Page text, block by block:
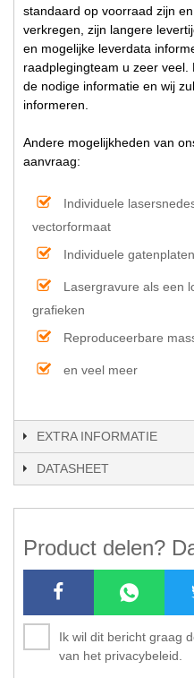
standaard op voorraad zijn
verkregen, zijn langere
en mogelijke leverdata
raadplegingteam u zeer
de nodige informatie en wij
informeren.
Andere mogelijkheden van
aanvraag:
Individuele
vectorformaat
Individuele
Lasergravure als een
grafieken
Reproduceerbare
en veel meer
EXTRA INFORMATIE
DATASHEET
Product delen?
Ik wil dit bericht graag
van het privacybeleid.